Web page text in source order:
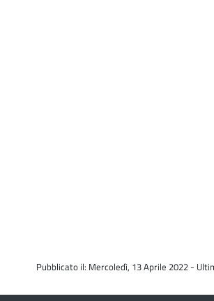
Pubblicato il: Mercoledì, 13 Aprile 2022 -